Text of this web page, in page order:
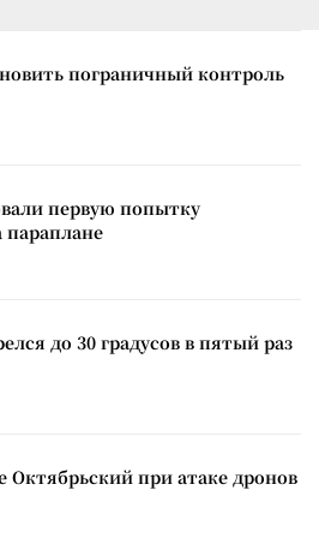
пограничный контроль
первую попытку
параплане
до 30 градусов в пятый раз
при атаке дронов